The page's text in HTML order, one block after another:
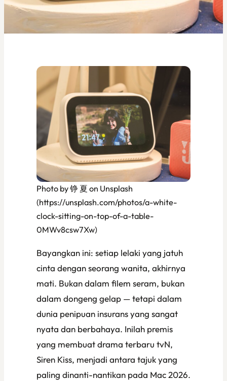
Photo by 铮 夏 on Unsplash
(https://unsplash.com/photos/a-white-
clock-sitting-on-top-of-a-table-
0MWv8csw7Xw)
Bayangkan ini: setiap lelaki yang jatuh
cinta dengan seorang wanita, akhirnya
mati. Bukan dalam filem seram, bukan
dalam dongeng gelap — tetapi dalam
dunia penipuan insurans yang sangat
nyata dan berbahaya. Inilah premis
yang membuat drama terbaru tvN,
Siren Kiss, menjadi antara tajuk yang
paling dinanti-nantikan pada Mac 2026.